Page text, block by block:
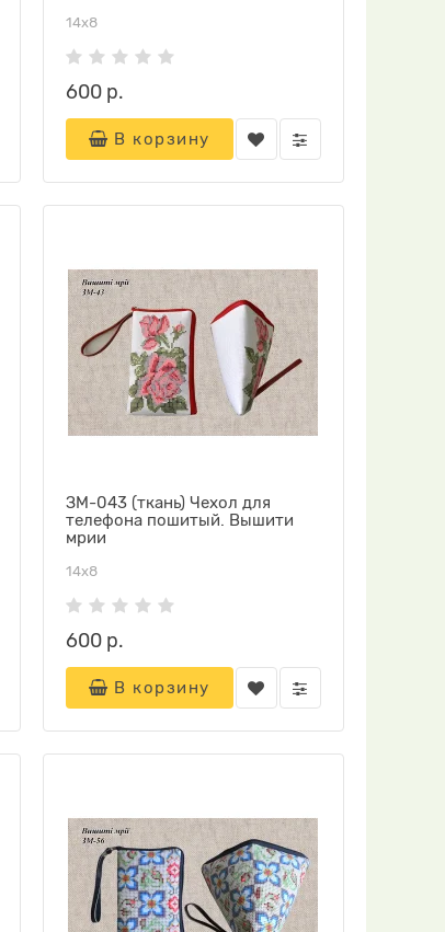
14х8
600 р.
В корзину
ЗМ-043 (ткань) Чехол для
телефона пошитый. Вышити
мрии
14х8
600 р.
В корзину